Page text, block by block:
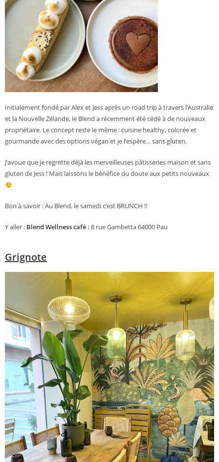
Initialement fondé par Alex et Jess après un road trip à travers l’Australie
et la Nouvelle Zélande, le Blend a récemment été cédé à de nouveaux
propriétaire. Le concept reste le même : cuisine healthy, colorée et
gourmande avec des options végan et je l’espère… sans gluten.
J’avoue que je regrette déjà les merveilleuses pâtisseries maison et sans
gluten de Jess ! Mais laissons le bénéfice du doute aux petits nouveaux
Bon à savoir : Au Blend, le samedi c’est BRUNCH !!
Y aller : Blend Wellness café : 8 rue Gambetta 64000 Pau
Grignote